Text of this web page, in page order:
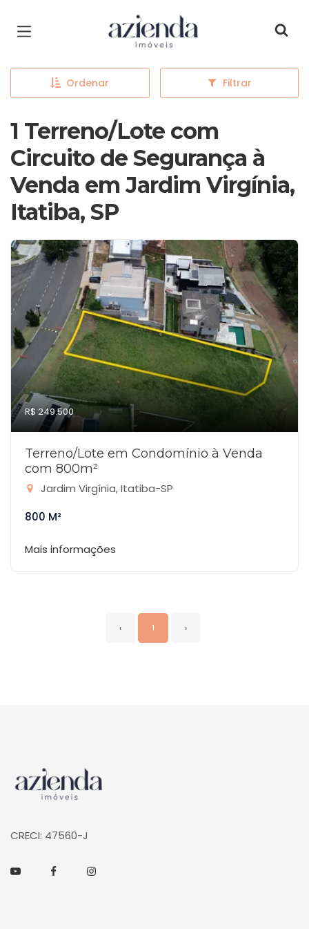
Página inicial
Ordenar Filtrar
1 Terreno/Lote com
Circuito de Segurança à
Venda em Jardim Virgínia,
Itatiba, SP
R$ 249.500
Terreno/Lote em Condomínio à Venda
com 800m²
Jardim Virgínia, Itatiba-SP
800 M²
Mais informações
‹ 1 ›
Página inicial
CRECI: 47560-J
YoutubeFacebookInstagram